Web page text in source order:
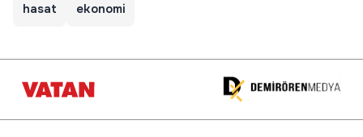
hasat ekonomi